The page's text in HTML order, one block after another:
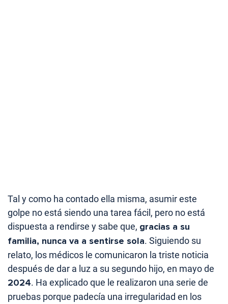
Tal y como ha contado ella misma, asumir este
golpe no está siendo una tarea fácil, pero no está
dispuesta a rendirse y sabe que, gracias a su
familia, nunca va a sentirse sola. Siguiendo su
relato, los médicos le comunicaron la triste noticia
después de dar a luz a su segundo hijo, en mayo de
2024. Ha explicado que le realizaron una serie de
pruebas porque padecía una irregularidad en los